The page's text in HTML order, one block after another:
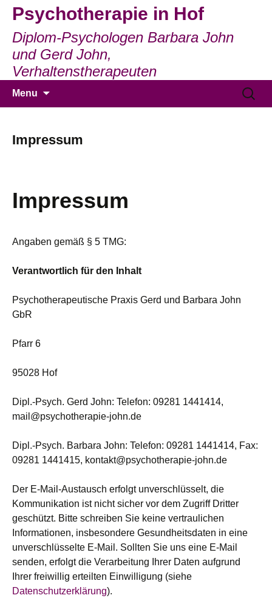
Psychotherapie in Hof
Diplom-Psychologen Barbara John
und Gerd John,
Verhaltenstherapeuten
Menu
Suchen
nach:
Impressum
Impressum
Angaben gemäß § 5 TMG:
Verantwortlich für den Inhalt
Psychotherapeutische Praxis Gerd und Barbara John
GbR
Pfarr 6
95028 Hof
Dipl.-Psych. Gerd John: Telefon: 09281 1441414,
mail@psychotherapie-john.de
Dipl.-Psych. Barbara John: Telefon: 09281 1441414, Fax:
09281 1441415, kontakt@psychotherapie-john.de
Der E-Mail-Austausch erfolgt unverschlüsselt, die
Kommunikation ist nicht sicher vor dem Zugriff Dritter
geschützt. Bitte schreiben Sie keine vertraulichen
Informationen, insbesondere Gesundheitsdaten in eine
unverschlüsselte E-Mail. Sollten Sie uns eine E-Mail
senden, erfolgt die Verarbeitung Ihrer Daten aufgrund
Ihrer freiwillig erteilten Einwilligung (siehe
Datenschutzerklärung).